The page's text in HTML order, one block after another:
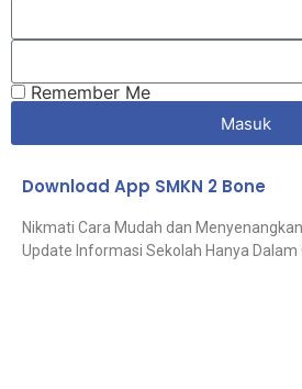
Remember Me
Masuk
Download App SMKN 2 Bone
Nikmati Cara Mudah dan
Update Informasi Sekolah Hanya Dalam